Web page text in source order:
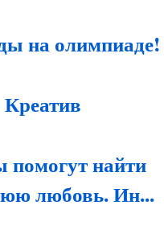
на олимпиаде!
Креатив
найти
любовь. Ин...